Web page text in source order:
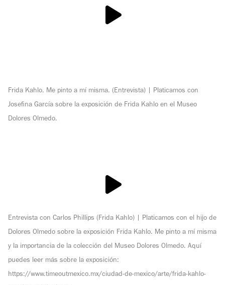
Frida Kahlo. Me pinto a mí misma. (Entrevista)
Platicamos con
Josefina García sobre la exposición de Frida Kahlo en el Museo
Dolores Olmedo.
Entrevista con Carlos Phillips (Frida Kahlo)
Platicamos con el hijo de
Dolores Olmedo sobre la exposición Frida Kahlo. Me pinto a mí misma
y la importancia de la colección del Museo Dolores Olmedo. Aquí
puedes leer más sobre la exposición:
https://www.timeoutmexico.mx/ciudad-de-mexico/arte/frida-kahlo-